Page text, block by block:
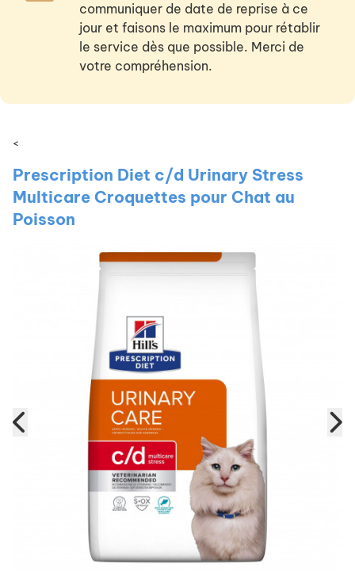
communiquer de date de reprise à ce
jour et faisons le maximum pour rétablir
le service dès que possible. Merci de
votre compréhension.
<
Prescription Diet c/d Urinary Stress
Multicare Croquettes pour Chat au
Poisson